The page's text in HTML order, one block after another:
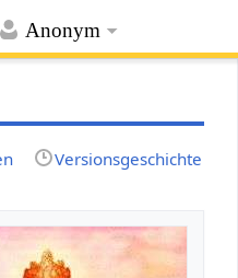
Anonym
Versionsgeschichte